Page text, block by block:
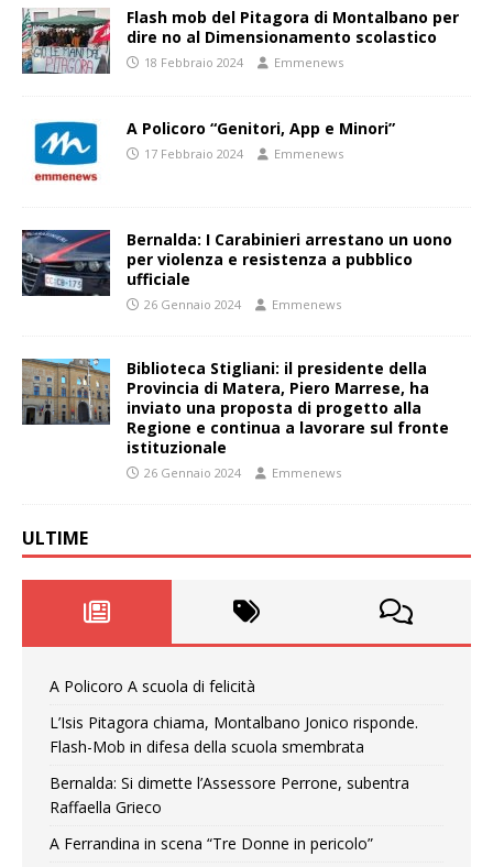
Flash mob del Pitagora di Montalbano per
dire no al Dimensionamento scolastico
18 Febbraio 2024 Emmenews
A Policoro “Genitori, App e Minori”
17 Febbraio 2024 Emmenews
Bernalda: I Carabinieri arrestano un uono
per violenza e resistenza a pubblico
ufficiale
26 Gennaio 2024 Emmenews
Biblioteca Stigliani: il presidente della
Provincia di Matera, Piero Marrese, ha
inviato una proposta di progetto alla
Regione e continua a lavorare sul fronte
istituzionale
26 Gennaio 2024 Emmenews
ULTIME
A Policoro A scuola di felicità
L’Isis Pitagora chiama, Montalbano Jonico risponde.
Flash-Mob in difesa della scuola smembrata
Bernalda: Si dimette l’Assessore Perrone, subentra
Raffaella Grieco
A Ferrandina in scena “Tre Donne in pericolo”